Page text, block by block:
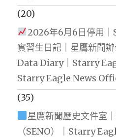
(20)
2026年6月6日停用｜
實習生日記｜星鷹新聞
Data Diary｜Starry
Starry Eagle News
(35)
星鷹新聞歷史文件室
（SENO）｜Starry